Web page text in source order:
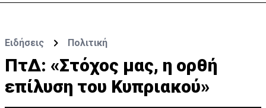
Ειδήσεις Πολιτική
ΠτΔ: «Στόχος μας, η ορθή
επίλυση του Κυπριακού»